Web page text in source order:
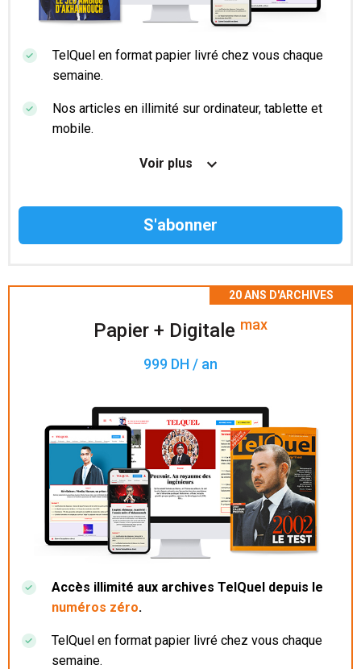
TelQuel en format papier livré chez vous chaque
semaine.
Nos articles en illimité sur ordinateur, tablette et
mobile.
Le magazine TelQuel en numérique avant la sortie
Voir plus
Papier + Digitale max
999 DH / an
Accès illimité aux archives TelQuel depuis le
numéros zéro.
TelQuel en format papier livré chez vous chaque
semaine.